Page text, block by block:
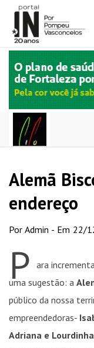
Alemã
endereço
Por Admin - Em 22/
P ara
uma sugestão: a
público da nossa
empreendedoras-
Adriana e